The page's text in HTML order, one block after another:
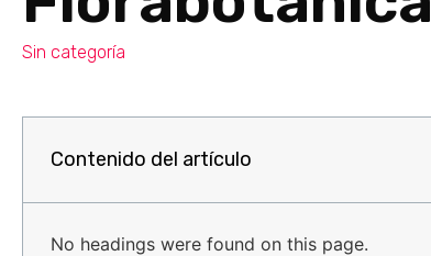
Sin categoría
Contenido del artículo
No headings were found on this page.